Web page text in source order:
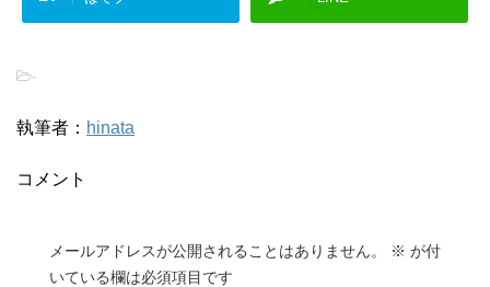
-
執筆者： hinata
コメント
メールアドレスが公開されることはありません。 ※ が付
いている欄は必須項目です